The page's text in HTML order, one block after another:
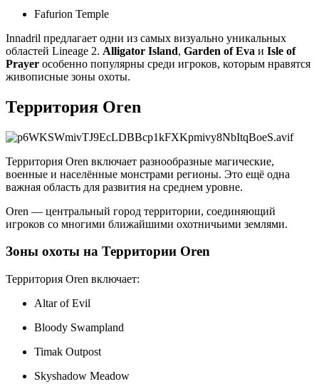
Fafurion Temple
Innadril предлагает одни из самых визуально уникальных
областей Lineage 2. Alligator Island, Garden of Eva и Isle of
Prayer особенно популярны среди игроков, которым нравятся
живописные зоны охоты.
Территория Oren
Территория Oren включает разнообразные магические,
военные и населённые монстрами регионы. Это ещё одна
важная область для развития на среднем уровне.
Oren — центральный город территории, соединяющий
игроков со многими ближайшими охотничьими землями.
Зоны охоты на Территории Oren
Территория Oren включает:
Altar of Evil
Bloody Swampland
Timak Outpost
Skyshadow Meadow